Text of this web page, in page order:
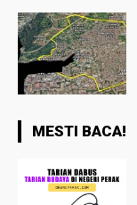
MESTI BACA!